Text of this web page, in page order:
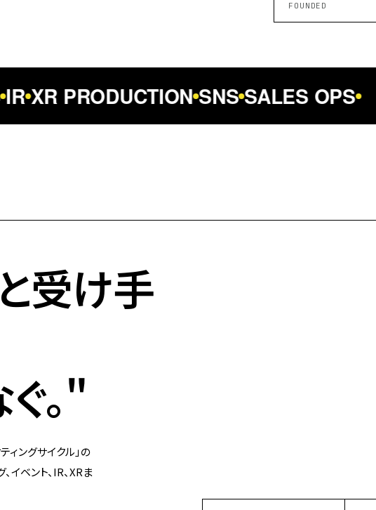
FOUNDED
IRXR PRODUCTIONSNSSALES OPS
受け手
。"
ィングサイクル」の
イベント、IR、XRま